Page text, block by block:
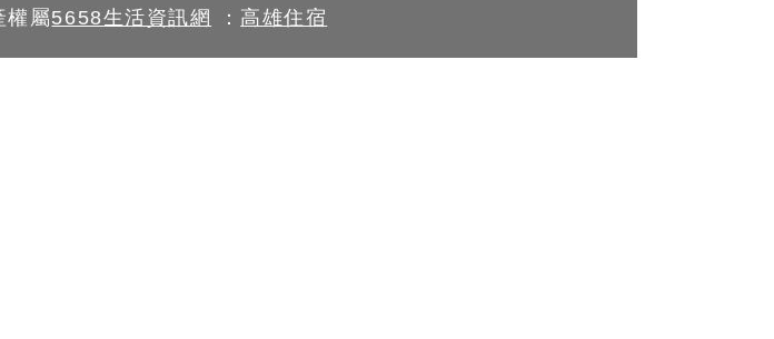
權屬5658生活資訊網 ： 高雄住宿